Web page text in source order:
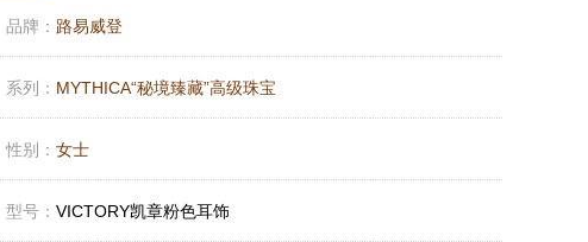
品牌： 路易威登
系列： MYTHICA“秘境臻藏”高级珠宝
性别： 女士
型号： VICTORY凯章粉色耳饰